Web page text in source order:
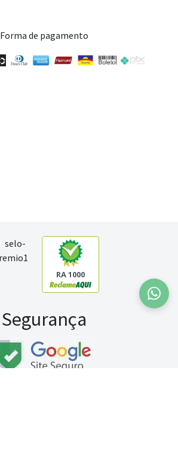
Forma de pagamento
RA 1000
Segurança